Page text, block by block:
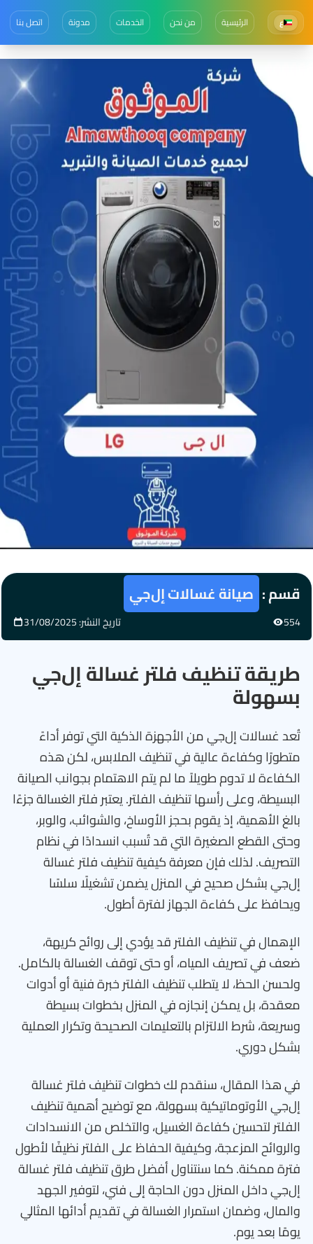
ع الرئيسية من نحن الخدمات مدونة اتصل بنا
قسم : صيانة غسالات إل‌جي
554 تاريخ النشر: 31/08/2025
طريقة تنظيف فلتر غسالة إل‌جي
بسهولة
تُعد غسالات إل‌جي من الأجهزة الذكية التي توفر أداءً
متطورًا وكفاءة عالية في تنظيف الملابس، لكن هذه
الكفاءة لا تدوم طويلاً ما لم يتم الاهتمام بجوانب الصيانة
البسيطة، وعلى رأسها تنظيف الفلتر. يعتبر فلتر الغسالة جزءًا
بالغ الأهمية، إذ يقوم بحجز الأوساخ، والشوائب، والوبر،
وحتى القطع الصغيرة التي قد تُسبب انسدادًا في نظام
التصريف. لذلك فإن معرفة كيفية تنظيف فلتر غسالة
إل‌جي بشكل صحيح في المنزل يضمن تشغيلًا سلسًا
ويحافظ على كفاءة الجهاز لفترة أطول.
الإهمال في تنظيف الفلتر قد يؤدي إلى روائح كريهة،
ضعف في تصريف المياه، أو حتى توقف الغسالة بالكامل.
ولحسن الحظ، لا يتطلب تنظيف الفلتر خبرة فنية أو أدوات
معقدة، بل يمكن إنجازه في المنزل بخطوات بسيطة
وسريعة، شرط الالتزام بالتعليمات الصحيحة وتكرار العملية
بشكل دوري.
في هذا المقال، سنقدم لك خطوات تنظيف فلتر غسالة
إل‌جي الأوتوماتيكية بسهولة، مع توضيح أهمية تنظيف
الفلتر لتحسين كفاءة الغسيل، والتخلص من الانسدادات
والروائح المزعجة، وكيفية الحفاظ على الفلتر نظيفًا لأطول
فترة ممكنة. كما سنتناول أفضل طرق تنظيف فلتر غسالة
إل‌جي داخل المنزل دون الحاجة إلى فني، لتوفير الجهد
والمال، وضمان استمرار الغسالة في تقديم أدائها المثالي
يومًا بعد يوم.